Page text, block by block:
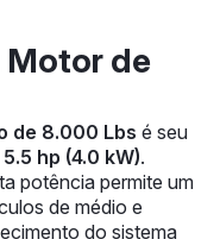
Motor de
de 8.000 Lbs é seu
5.5 hp (4.0 kW).
potência permite um
de médio e
do sistema